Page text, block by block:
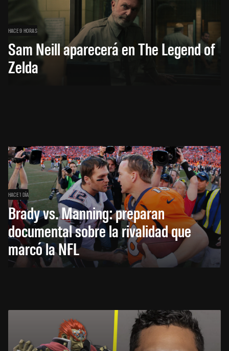
HACE 9 HORAS
Sam Neill aparecerá en The Legend of
Zelda
HACE 1 DÍA
Brady vs. Manning: preparan
documental sobre la rivalidad que
marcó la NFL